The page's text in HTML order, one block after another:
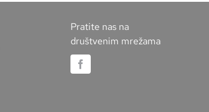
Pratite nas na
društvenim mrežama